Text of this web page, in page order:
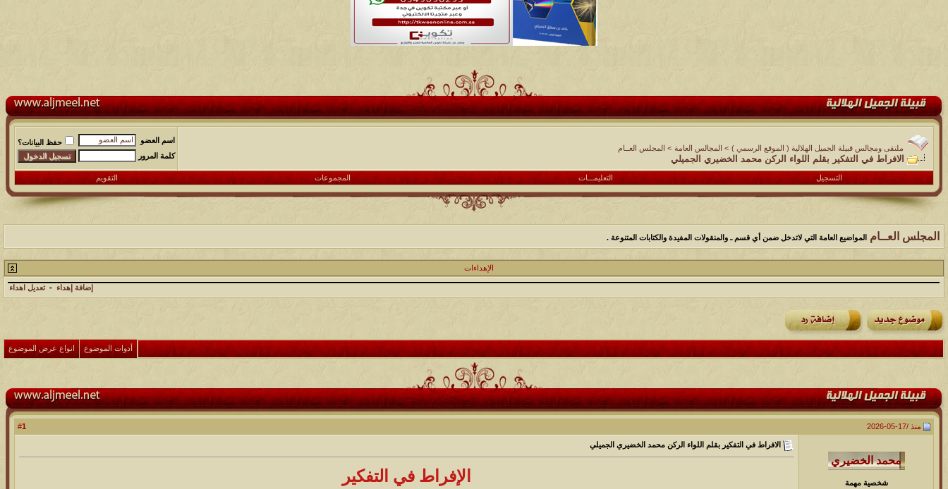
ملتقى ومجالس قبيلة الجميل الهلالية ( الموقع الرسمي ) > المجالس العامة > المجلس العــام
الافراط في التفكير بقلم اللواء الركن محمد الخضيري الجميلي
اسم العضو
حفظ البيانات؟
كلمة المرور
التسجيل التعليمـــات المجموعات التقويم
المجلس العــام المواضيع العامة التي لاتدخل ضمن أي قسم ـ والمنقولات المفيدة والكتابات المتنوعة .
الإهداءات
إضافة إهداء - تعديل اهداء
أدوات الموضوع انواع عرض الموضوع
منذ /17-05-2026
1
شخصية مهمة
الافراط في التفكير بقلم اللواء الركن محمد الخضيري الجميلي
الإفراط في التفكير